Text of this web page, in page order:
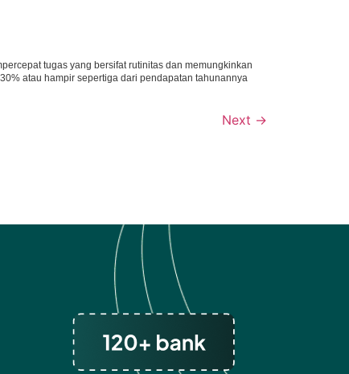
tugas yang bersifat rutinitas dan memungkinkan
atau hampir sepertiga dari pendapatan tahunannya
Next →